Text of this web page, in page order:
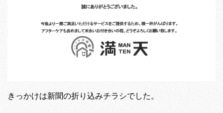
きっかけは新聞の折り込みチラシでした。